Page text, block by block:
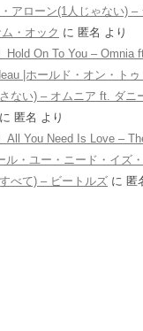
アローン(1人じゃない) –
・オック に 匿名 より
Hold On To You – Omnia
|ホールド・オン・トゥ
ない) – オムニア ft. ダニ
に 匿名 より
All You Need Is Love –
ル・ユー・ニード・イズ
べて) – ビートルズ に 匿